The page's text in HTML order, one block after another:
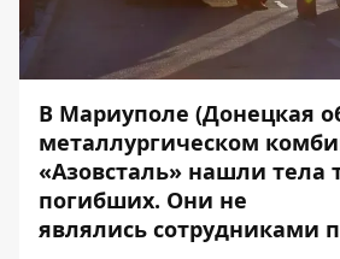
В Мариуполе (Донецкая
металлургическом
«Азовсталь» нашли тела
погибших. Они не
являлись сотрудниками